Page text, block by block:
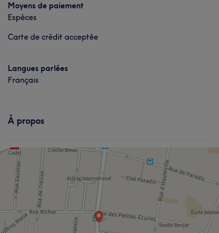
Moyens de paiement
Espèces
Carte de crédit acceptée
Langues parlées
Français
À propos